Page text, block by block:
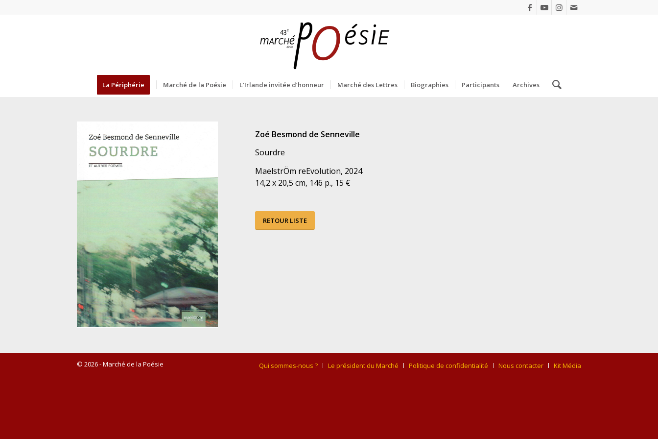
La Périphérie Marché de la Poésie L’Irlande invitée d’honneur Marché des Lettres Biographies Participants Archives
Zoé Besmond de Senneville
Sourdre
MaelstrÖm reEvolution, 2024
14,2 x 20,5 cm, 146 p., 15 €
RETOUR LISTE
© 2026 - Marché de la Poésie Qui sommes-nous ? Le président du Marché Politique de confidentialité Nous contacter Kit Média